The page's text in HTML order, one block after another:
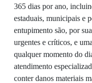
365 dias por ano,
estaduais, municipais e
entupimento são, por
urgentes e críticos, e
qualquer momento do
atendimento
conter danos materiais